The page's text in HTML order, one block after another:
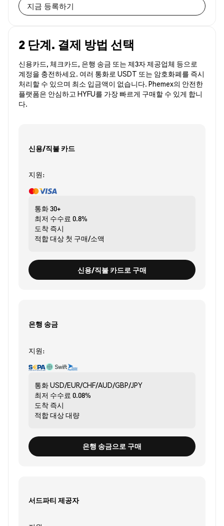
지금 등록하기
2 단계. 결제 방법 선택
신용카드, 체크카드, 은행 송금 또는 제3자 제공업체 등으로
계정을 충전하세요. 여러 통화로 USDT 또는 암호화폐를 즉시
처리할 수 있으며 최소 입금액이 없습니다. Phemex의 안전한
플랫폼은 안심하고 HYFU를 가장 빠르게 구매할 수 있게 합니
다.
신용/직불 카드
지원:
통화30+
최저 수수료 0.8%
도착 즉시
적합 대상 첫 구매/소액
신용/직불 카드로 구매
은행 송금
지원:
통화USD/EUR/CHF/AUD/GBP/JPY
최저 수수료 0.08%
도착 즉시
적합 대상대량
은행 송금으로 구매
서드파티 제공자